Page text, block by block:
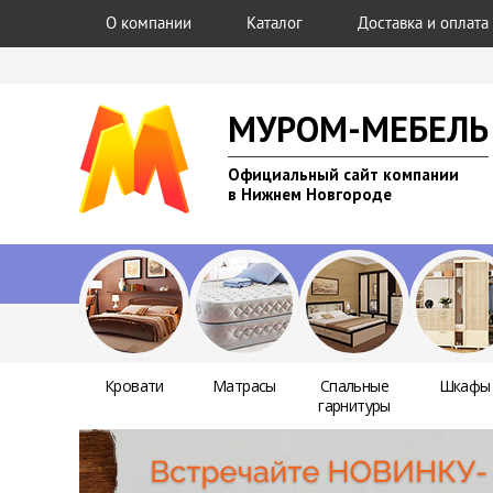
О компании Каталог Доставка и оплата
МУРОМ-МЕБЕЛЬ
Официальный сайт компании
в Нижнем Новгороде
Кровати Матрасы
Спальные
гарнитуры
Шкафы